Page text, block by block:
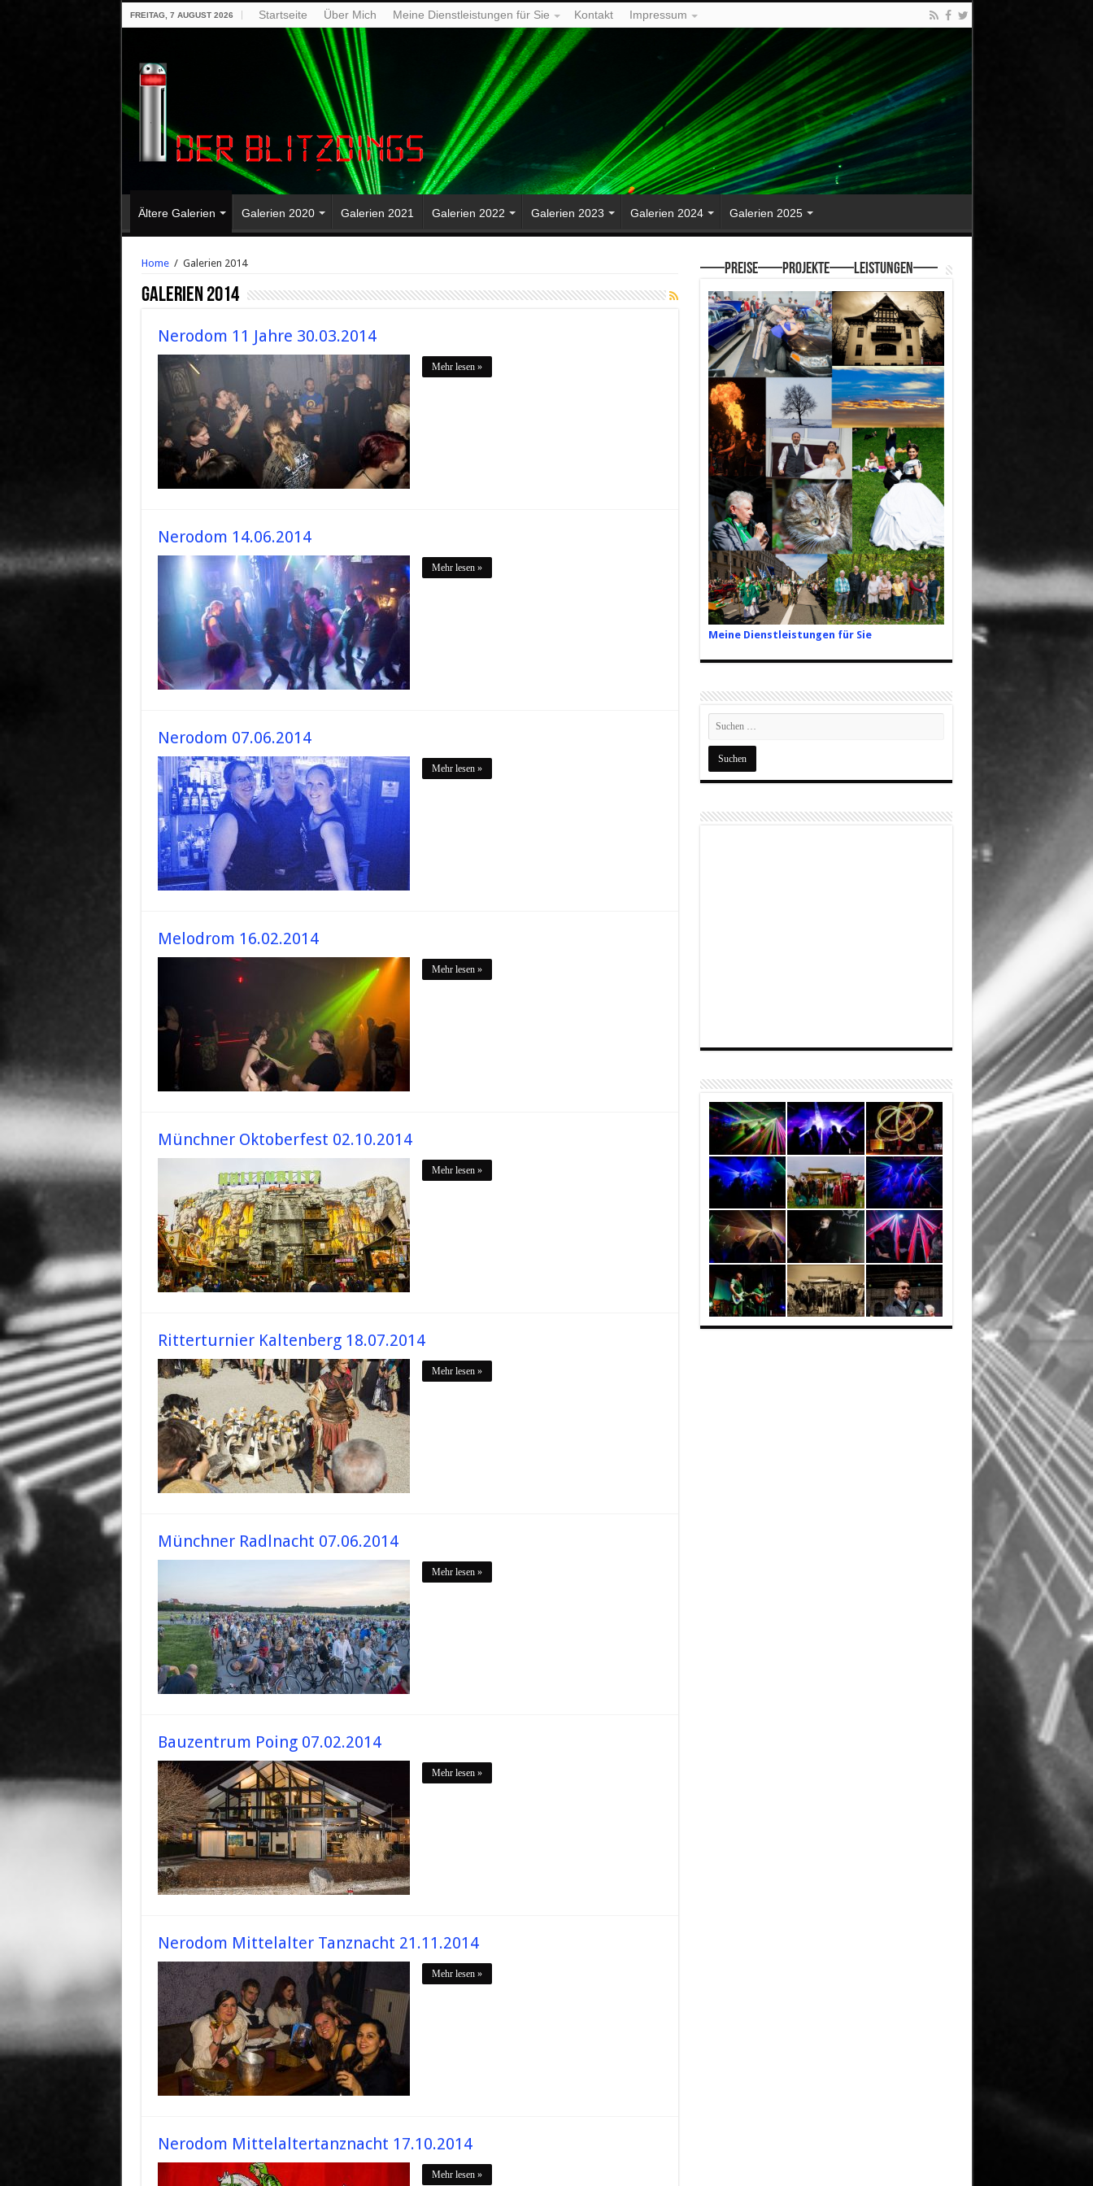
FREITAG, 7 AUGUST 2026 Startseite Über Mich Meine Dienstleistungen für Sie Kontakt Impressum
Ältere Galerien Galerien 2020 Galerien 2021 Galerien 2022 Galerien 2023 Galerien 2024 Galerien 2025
Home / Galerien 2014
Galerien 2014
Nerodom 11 Jahre 30.03.2014
Mehr lesen »
Nerodom 14.06.2014
Mehr lesen »
Nerodom 07.06.2014
Mehr lesen »
Melodrom 16.02.2014
Mehr lesen »
Münchner Oktoberfest 02.10.2014
Mehr lesen »
Ritterturnier Kaltenberg 18.07.2014
Mehr lesen »
Münchner Radlnacht 07.06.2014
Mehr lesen »
Bauzentrum Poing 07.02.2014
Mehr lesen »
Nerodom Mittelalter Tanznacht 21.11.2014
Mehr lesen »
Nerodom Mittelaltertanznacht 17.10.2014
Mehr lesen »
—–Preise—–Projekte—–Leistungen—–
Meine Dienstleistungen für Sie